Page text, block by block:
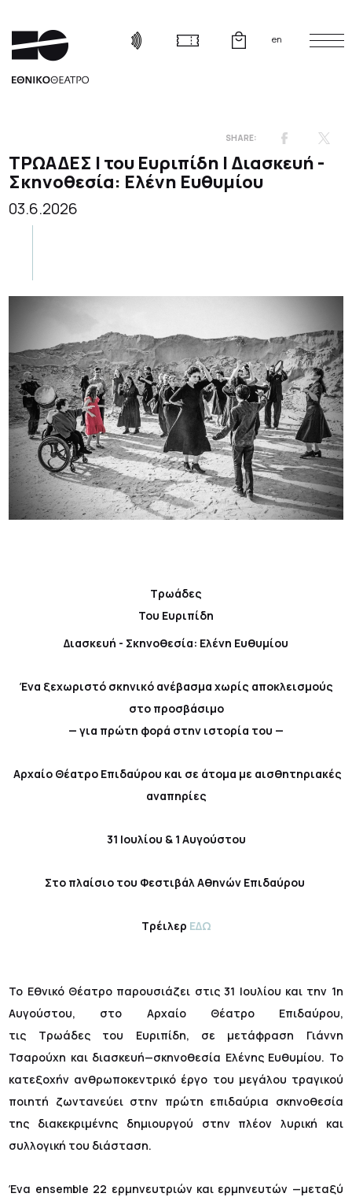
en
ΤΡΩΑΔΕΣ | του Ευριπίδη | Διασκευή -
Σκηνοθεσία: Ελένη Ευθυμίου
03.6.2026
Τρωάδες
Του Ευριπίδη
Διασκευή - Σκηνοθεσία: Ελένη Ευθυμίου
Ένα ξεχωριστό σκηνικό ανέβασμα χωρίς αποκλεισμούς
στο προσβάσιμο
— για πρώτη φορά στην ιστορία του —
Αρχαίο Θέατρο Επιδαύρου και σε άτομα με αισθητηριακές
αναπηρίες
31 Ιουλίου & 1 Αυγούστου
Στο πλαίσιο του Φεστιβάλ Αθηνών Επιδαύρου
Τρέιλερ ΕΔΩ
Το Εθνικό Θέατρο παρουσιάζει στις 31 Ιουλίου και την 1η
Αυγούστου, στο Αρχαίο Θέατρο Επιδαύρου,
τις Τρωάδες του Ευριπίδη, σε μετάφραση Γιάννη
Τσαρούχη και διασκευή—σκηνοθεσία Ελένης Ευθυμίου. Το
κατεξοχήν ανθρωποκεντρικό έργο του μεγάλου τραγικού
ποιητή ζωντανεύει στην πρώτη επιδαύρια σκηνοθεσία
της διακεκριμένης δημιουργού στην πλέον λυρική και
συλλογική του διάσταση.
Ένα ensemble 22 ερμηνευτριών και ερμηνευτών —μεταξύ